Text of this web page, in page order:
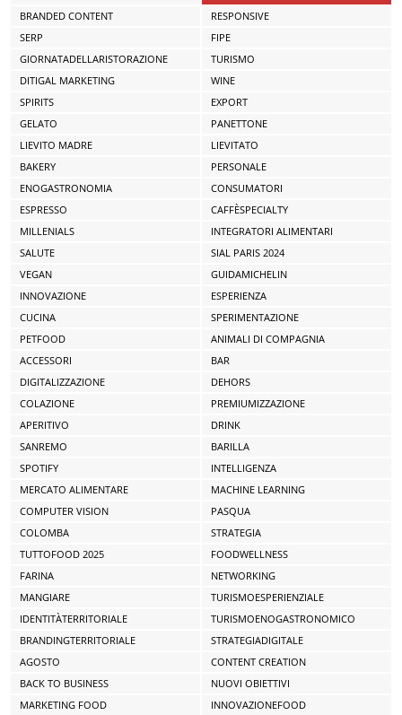
BRANDED CONTENT
RESPONSIVE
SERP
FIPE
GIORNATADELLARISTORAZIONE
TURISMO
DITIGAL MARKETING
WINE
SPIRITS
EXPORT
GELATO
PANETTONE
LIEVITO MADRE
LIEVITATO
BAKERY
PERSONALE
ENOGASTRONOMIA
CONSUMATORI
ESPRESSO
CAFFÈSPECIALTY
MILLENIALS
INTEGRATORI ALIMENTARI
SALUTE
SIAL PARIS 2024
VEGAN
GUIDAMICHELIN
INNOVAZIONE
ESPERIENZA
CUCINA
SPERIMENTAZIONE
PETFOOD
ANIMALI DI COMPAGNIA
ACCESSORI
BAR
DIGITALIZZAZIONE
DEHORS
COLAZIONE
PREMIUMIZZAZIONE
APERITIVO
DRINK
SANREMO
BARILLA
SPOTIFY
INTELLIGENZA
MERCATO ALIMENTARE
MACHINE LEARNING
COMPUTER VISION
PASQUA
COLOMBA
STRATEGIA
TUTTOFOOD 2025
FOODWELLNESS
FARINA
NETWORKING
MANGIARE
TURISMOESPERIENZIALE
IDENTITÀTERRITORIALE
TURISMOENOGASTRONOMICO
BRANDINGTERRITORIALE
STRATEGIADIGITALE
AGOSTO
CONTENT CREATION
BACK TO BUSINESS
NUOVI OBIETTIVI
MARKETING FOOD
INNOVAZIONEFOOD